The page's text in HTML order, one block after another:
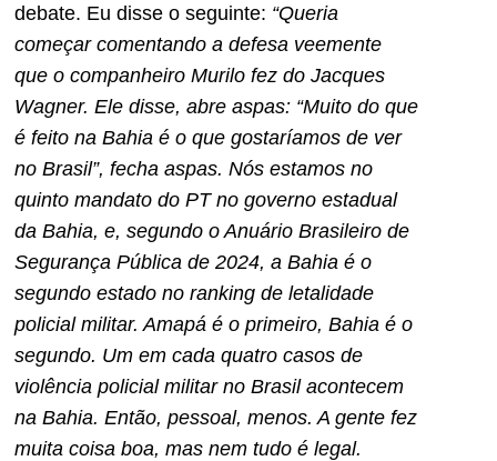
debate. Eu disse o seguinte: “Queria
começar comentando a defesa veemente
que o companheiro Murilo fez do Jacques
Wagner. Ele disse, abre aspas: “Muito do que
é feito na Bahia é o que gostaríamos de ver
no Brasil”, fecha aspas. Nós estamos no
quinto mandato do PT no governo estadual
da Bahia, e, segundo o Anuário Brasileiro de
Segurança Pública de 2024, a Bahia é o
segundo estado no ranking de letalidade
policial militar. Amapá é o primeiro, Bahia é o
segundo. Um em cada quatro casos de
violência policial militar no Brasil acontecem
na Bahia. Então, pessoal, menos. A gente fez
muita coisa boa, mas nem tudo é legal.